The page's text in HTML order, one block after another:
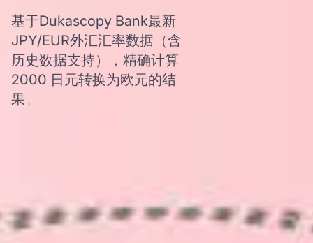
基于Dukascopy Bank最新
JPY/EUR外汇汇率数据（含
历史数据支持），精确计算
2000 日元转换为欧元的结
果。